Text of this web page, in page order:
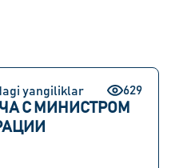
yangiliklar 629
С МИНИСТРОМ